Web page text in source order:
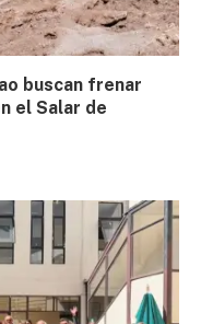
buscan frenar
el Salar de